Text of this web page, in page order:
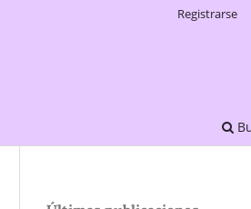
Registrarse